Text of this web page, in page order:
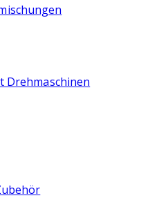
Drehmaschinen